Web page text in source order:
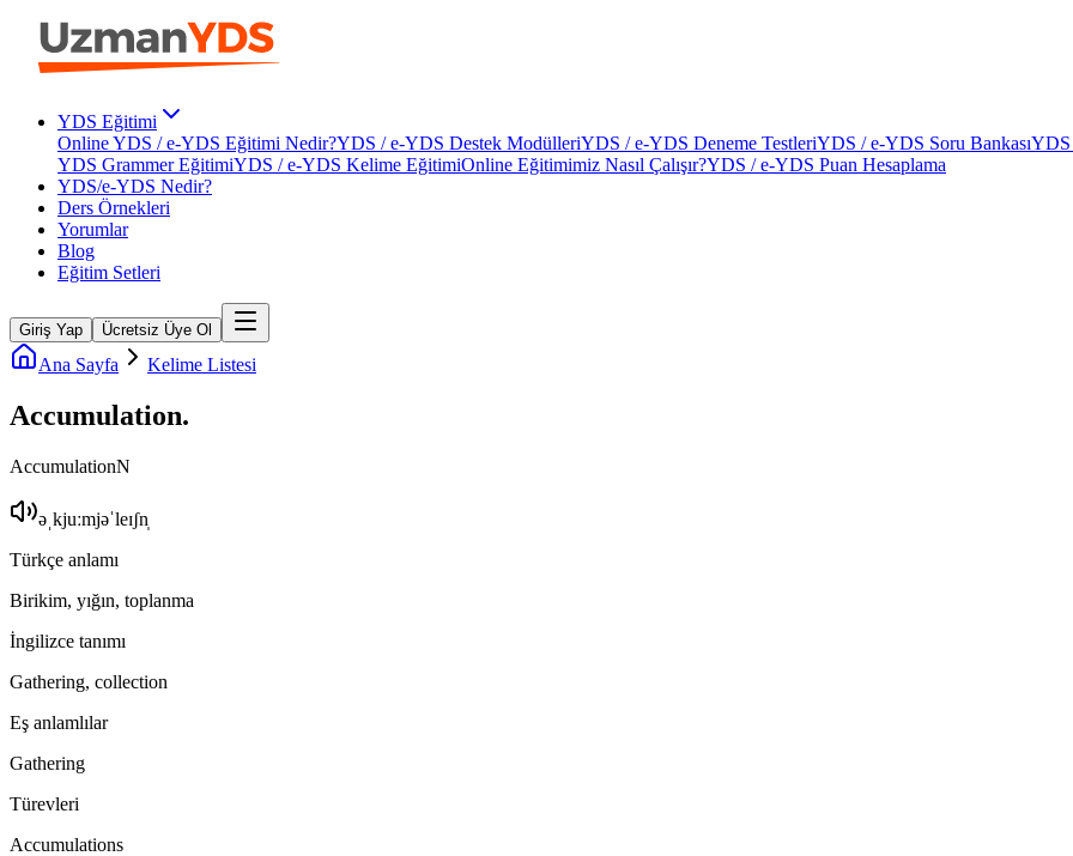
YDS Eğitimi
Online YDS / e-YDS Eğitimi Nedir?YDS / e-YDS Destek ModülleriYDS / e-YDS Deneme TestleriYDS / e-YDS Soru BankasıYDS
YDS Grammer EğitimiYDS / e-YDS Kelime EğitimiOnline Eğitimimiz Nasıl Çalışır?YDS / e-YDS Puan Hesaplama
YDS/e-YDS Nedir?
Ders Örnekleri
Yorumlar
Blog
Eğitim Setleri
Giriş Yap Ücretsiz Üye Ol
Ana Sayfa Kelime Listesi
Accumulation.
AccumulationN
əˌkjuːmjəˈleɪʃn̩
Türkçe anlamı
Birikim, yığın, toplanma
İngilizce tanımı
Gathering, collection
Eş anlamlılar
Gathering
Türevleri
Accumulations